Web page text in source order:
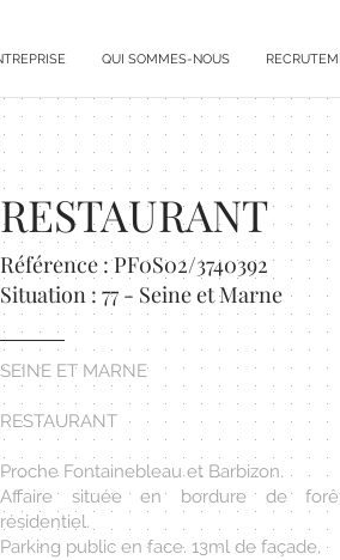
QUI SOMMES-NOUS
RESTAURANT
Référence : PF0S02/3740392
Situation : 77 - Seine et Marne
SEINE ET MARNE
RESTAURANT
Proche Fontainebleau et Barbizon.
Affaire située en bordure de
résidentiel.
Parking public en face. 13ml de façade,